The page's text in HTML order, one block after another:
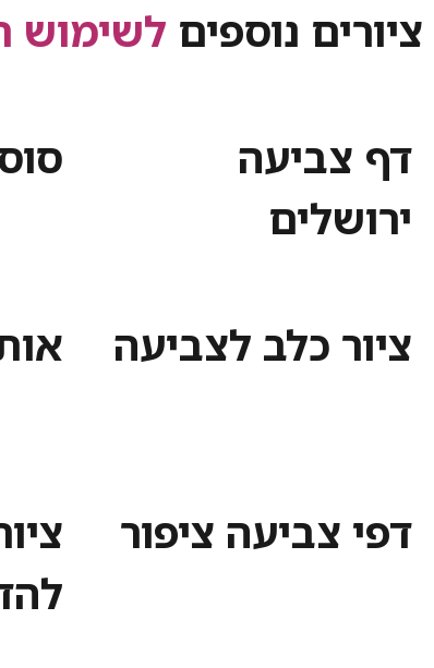
ציורים נוספים לשימוש
דף צביעה
ירושלים
ציור כלב לצביעה
דפי צביעה ציפור